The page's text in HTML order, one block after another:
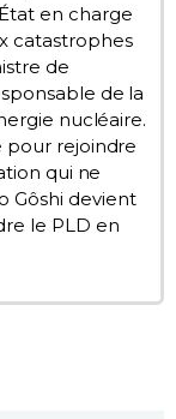
en charge
catastrophes
de
de la
nucléaire.
pour rejoindre
qui ne
Gôshi devient
le PLD en